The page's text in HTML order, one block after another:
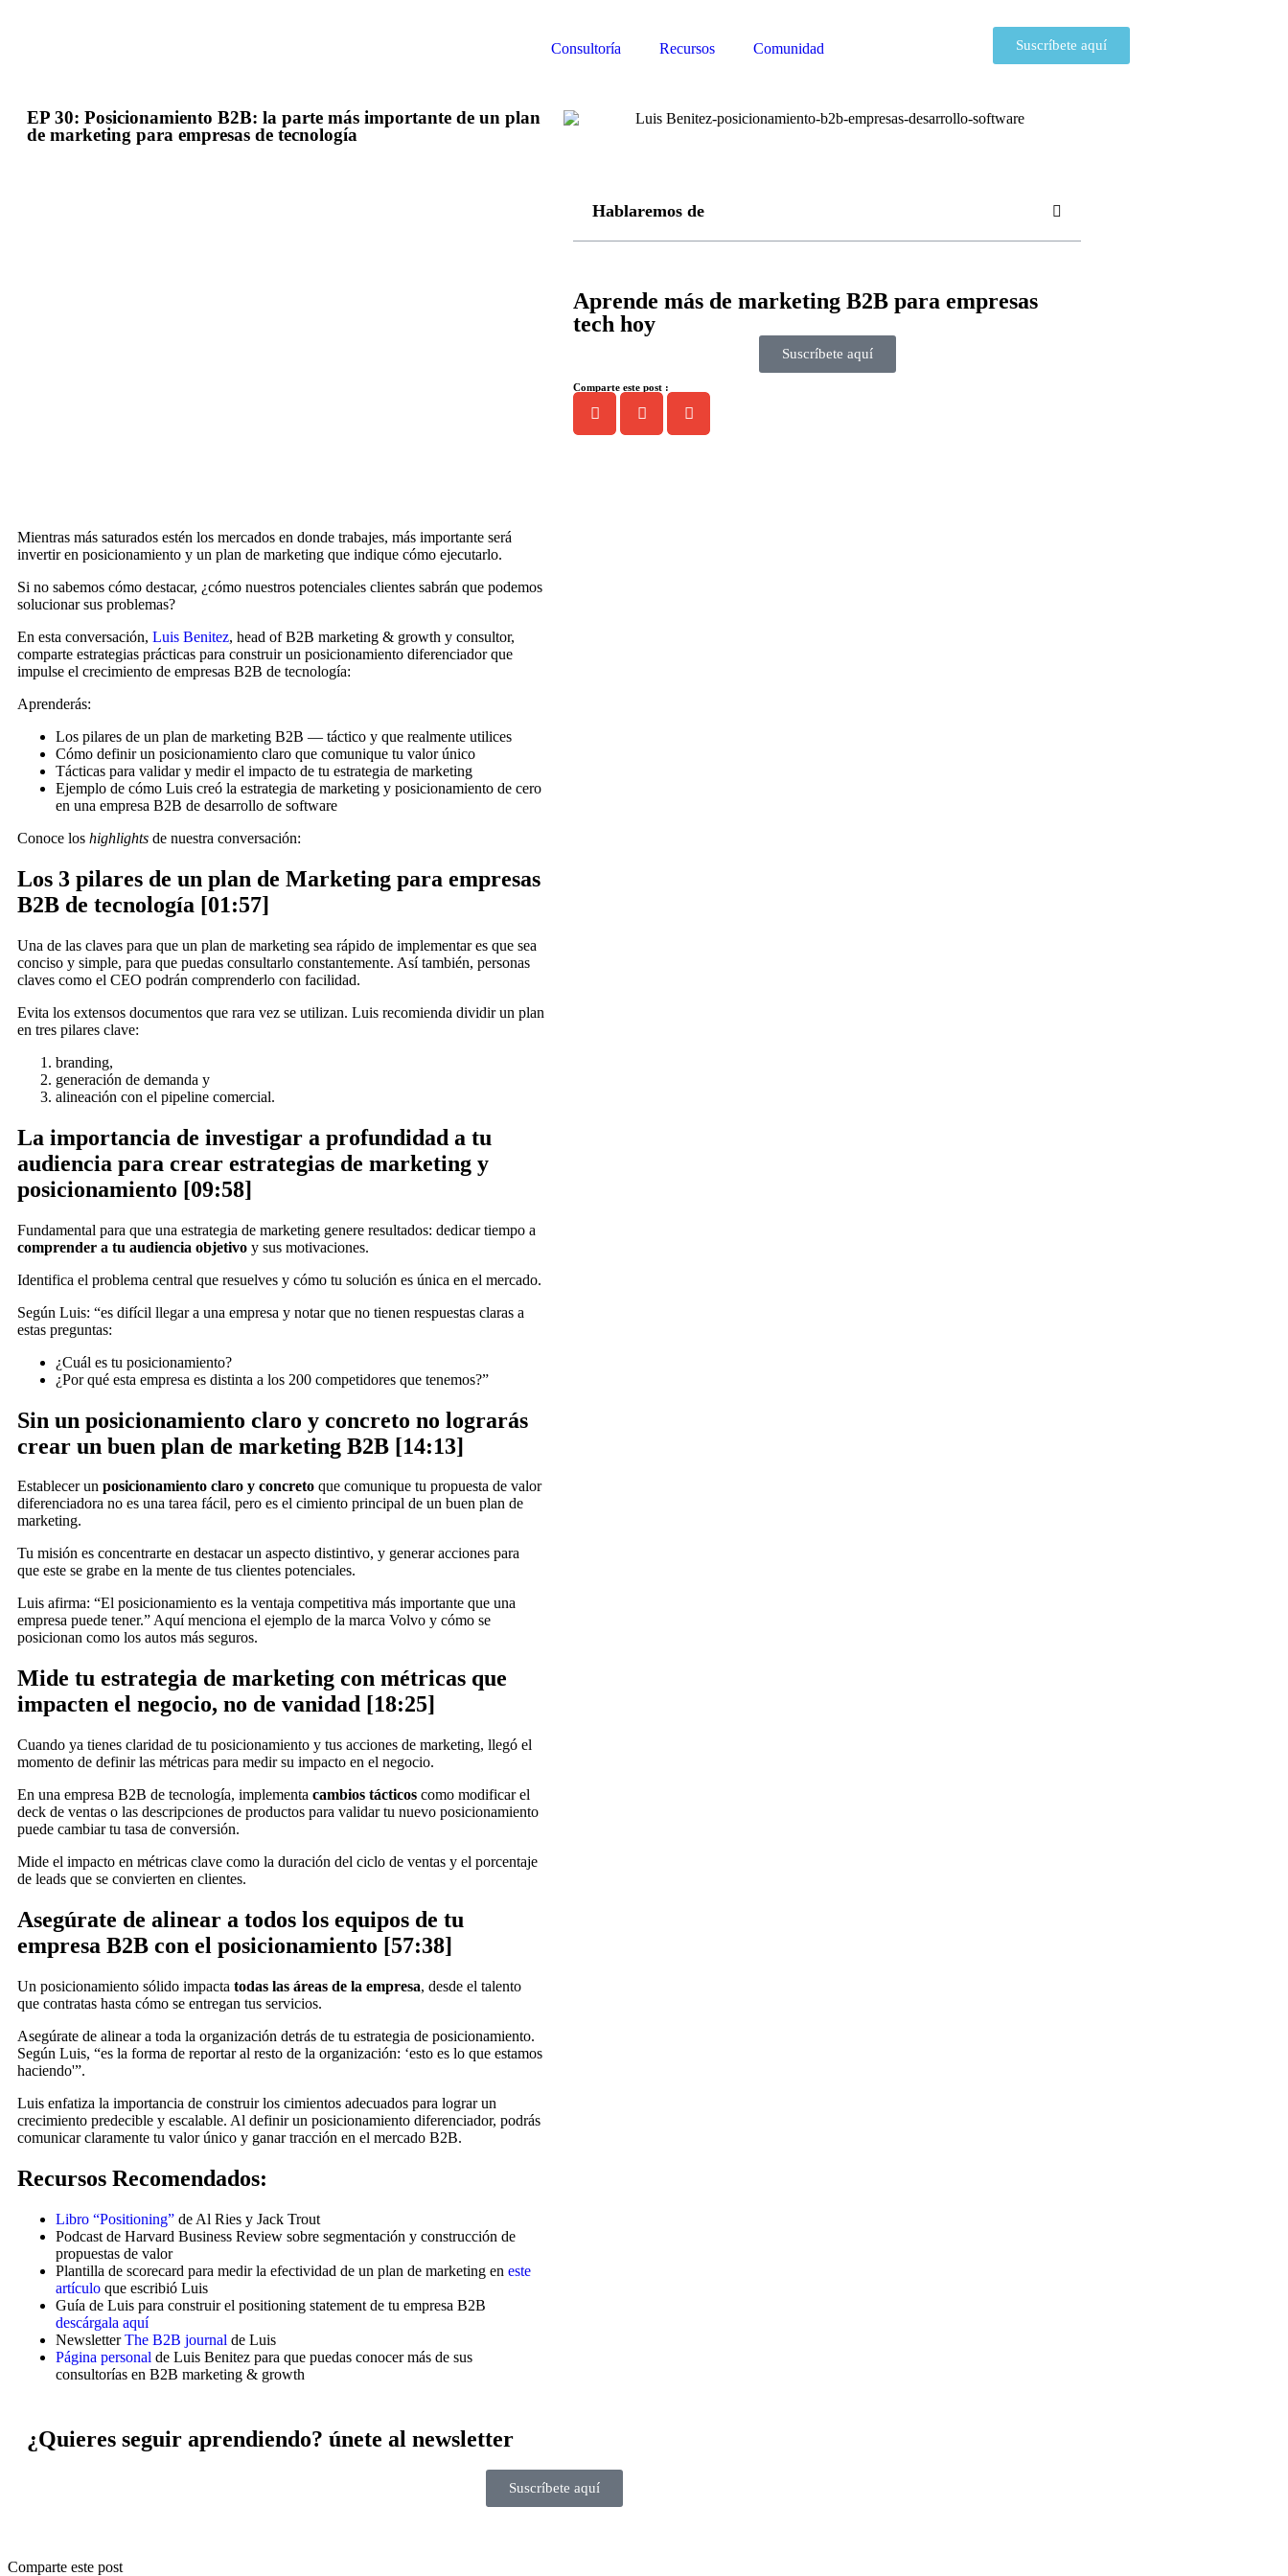
Consultoría Recursos Comunidad Suscríbete aquí
EP 30: Posicionamiento B2B: la parte más importante de un plan
de marketing para empresas de tecnología
Mientras más saturados estén los mercados en donde trabajes, más importante será
invertir en posicionamiento y un plan de marketing que indique cómo ejecutarlo.
Si no sabemos cómo destacar, ¿cómo nuestros potenciales clientes sabrán que podemos
solucionar sus problemas?
En esta conversación, Luis Benitez, head of B2B marketing & growth y consultor,
comparte estrategias prácticas para construir un posicionamiento diferenciador que
impulse el crecimiento de empresas B2B de tecnología:
Aprenderás:
Los pilares de un plan de marketing B2B — táctico y que realmente utilices
Cómo definir un posicionamiento claro que comunique tu valor único
Tácticas para validar y medir el impacto de tu estrategia de marketing
Ejemplo de cómo Luis creó la estrategia de marketing y posicionamiento de cero
en una empresa B2B de desarrollo de software
Conoce los highlights de nuestra conversación:
Los 3 pilares de un plan de Marketing para empresas
B2B de tecnología [01:57]
Una de las claves para que un plan de marketing sea rápido de implementar es que sea
conciso y simple, para que puedas consultarlo constantemente. Así también, personas
claves como el CEO podrán comprenderlo con facilidad.
Evita los extensos documentos que rara vez se utilizan. Luis recomienda dividir un plan
en tres pilares clave:
branding,
generación de demanda y
alineación con el pipeline comercial.
La importancia de investigar a profundidad a tu
audiencia para crear estrategias de marketing y
posicionamiento [09:58]
Fundamental para que una estrategia de marketing genere resultados: dedicar tiempo a
comprender a tu audiencia objetivo y sus motivaciones.
Identifica el problema central que resuelves y cómo tu solución es única en el mercado.
Según Luis: “es difícil llegar a una empresa y notar que no tienen respuestas claras a
estas preguntas:
¿Cuál es tu posicionamiento?
¿Por qué esta empresa es distinta a los 200 competidores que tenemos?”
Sin un posicionamiento claro y concreto no lograrás
crear un buen plan de marketing B2B [14:13]
Establecer un posicionamiento claro y concreto que comunique tu propuesta de valor
diferenciadora no es una tarea fácil, pero es el cimiento principal de un buen plan de
marketing.
Tu misión es concentrarte en destacar un aspecto distintivo, y generar acciones para
que este se grabe en la mente de tus clientes potenciales.
Luis afirma: “El posicionamiento es la ventaja competitiva más importante que una
empresa puede tener.” Aquí menciona el ejemplo de la marca Volvo y cómo se
posicionan como los autos más seguros.
Mide tu estrategia de marketing con métricas que
impacten el negocio, no de vanidad [18:25]
Cuando ya tienes claridad de tu posicionamiento y tus acciones de marketing, llegó el
momento de definir las métricas para medir su impacto en el negocio.
En una empresa B2B de tecnología, implementa cambios tácticos como modificar el
deck de ventas o las descripciones de productos para validar tu nuevo posicionamiento
puede cambiar tu tasa de conversión.
Mide el impacto en métricas clave como la duración del ciclo de ventas y el porcentaje
de leads que se convierten en clientes.
Asegúrate de alinear a todos los equipos de tu
empresa B2B con el posicionamiento [57:38]
Un posicionamiento sólido impacta todas las áreas de la empresa, desde el talento
que contratas hasta cómo se entregan tus servicios.
Asegúrate de alinear a toda la organización detrás de tu estrategia de posicionamiento.
Según Luis, “es la forma de reportar al resto de la organización: ‘esto es lo que estamos
haciendo'”.
Luis enfatiza la importancia de construir los cimientos adecuados para lograr un
crecimiento predecible y escalable. Al definir un posicionamiento diferenciador, podrás
comunicar claramente tu valor único y ganar tracción en el mercado B2B.
Recursos Recomendados:
Libro “Positioning” de Al Ries y Jack Trout
Podcast de Harvard Business Review sobre segmentación y construcción de
propuestas de valor
Plantilla de scorecard para medir la efectividad de un plan de marketing en este
artículo que escribió Luis
Guía de Luis para construir el positioning statement de tu empresa B2B
descárgala aquí
NewsletterThe B2B journal de Luis
Página personal de Luis Benitez para que puedas conocer más de sus
consultorías en B2B marketing & growth
Hablaremos de
Aprende más de marketing B2B para empresas
tech hoy
Suscríbete aquí
Comparte este post :
¿Quieres seguir aprendiendo? únete al newsletter
Suscríbete aquí
Comparte este post